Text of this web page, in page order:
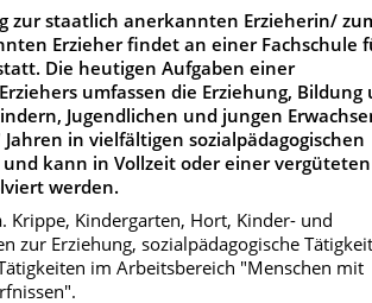
zur staatlich anerkannten Erzieherin/
Erzieher findet an einer Fachschule
Die heutigen Aufgaben einer
umfassen die Erziehung, Bildung
Jugendlichen und jungen
in vielfältigen sozialpädagogischen
kann in Vollzeit oder einer vergüteten
werden.
Krippe, Kindergarten, Hort, Kinder- und
zur Erziehung, sozialpädagogische
im Arbeitsbereich "Menschen mit